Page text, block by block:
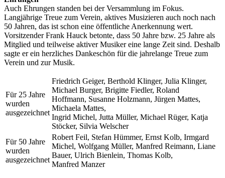
Auch Ehrungen standen bei der Versammlung im Fokus.
Langjährige Treue zum Verein, aktives Musizieren auch noch nach
50 Jahren, das ist schon eine öffentliche Anerkennung wert.
Vorsitzender Frank Hauck betonte, dass 50 Jahre bzw. 25 Jahre als
Mitglied und teilweise aktiver Musiker eine lange Zeit sind. Deshalb
sagte er ein herzliches Dankeschön für die jahrelange Treue zum
Verein und zur Musik.
Für 25 Jahre
wurden
ausgezeichnet
Friedrich Geiger, Berthold Klinger, Julia Klinger,
Michael Burger, Brigitte Fiedler, Roland
Hoffmann, Susanne Holzmann, Jürgen Mattes,
Michaela Mattes,
Ingrid Michel, Jutta Müller, Michael Rüger, Katja
Stöcker, Silvia Welscher
Für 50 Jahre
wurden
ausgezeichnet
Robert Feil, Stefan Hümmer, Ernst Kolb, Irmgard
Michel, Wolfgang Müller, Manfred Reimann, Liane
Bauer, Ulrich Bienlein, Thomas Kolb,
Manfred Manzer